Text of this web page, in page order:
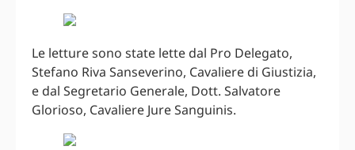
Le letture sono state lette dal Pro Delegato,
Stefano Riva Sanseverino, Cavaliere di Giustizia,
e dal Segretario Generale, Dott. Salvatore
Glorioso, Cavaliere Jure Sanguinis.